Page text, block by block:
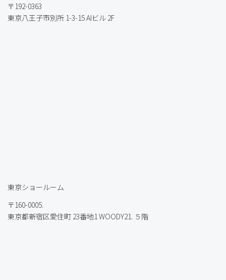
〒192-0363
東京八王子市別所 1-3-15 AIビル 2F
東京ショールーム
〒160-0005.
東京都新宿区愛住町 23番地1 WOODY21. ５階